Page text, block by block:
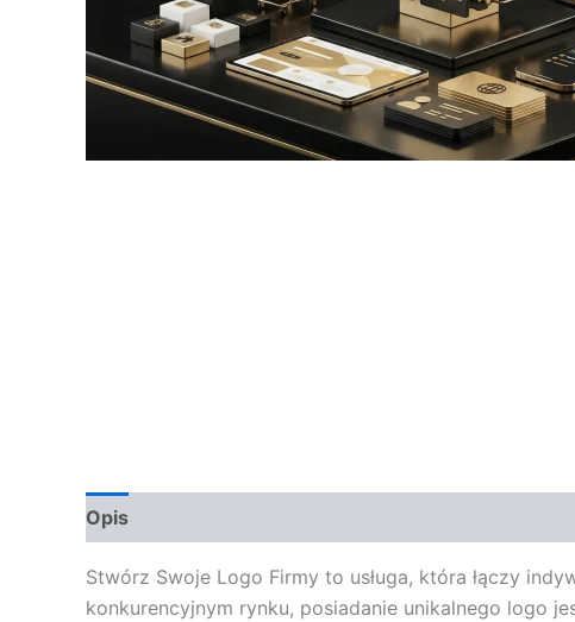
Opis
Stwórz Swoje Logo Firmy to usługa, która łączy
konkurencyjnym rynku, posiadanie unikalnego logo